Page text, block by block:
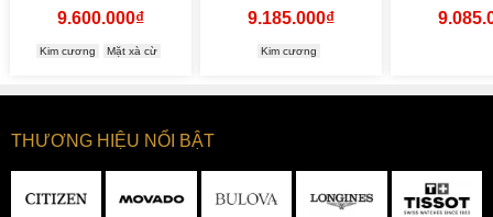
9.600.000₫
Kim cương Mặt xà cừ
9.185.000₫
Kim cương
THƯƠNG HIỆU NỔI BẬT